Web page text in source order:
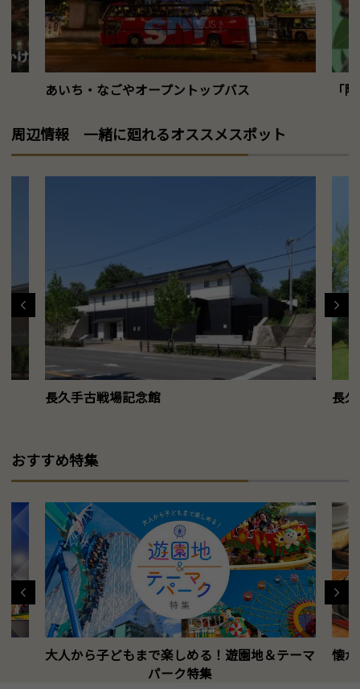
あいち・なごやオープントップバス 「
周辺情報 一緒に廻れるオススメスポット
長久手古戦場記念館 長
おすすめ特集
大人から子どもまで楽しめる！遊園地＆テーマ
パーク特集
懐